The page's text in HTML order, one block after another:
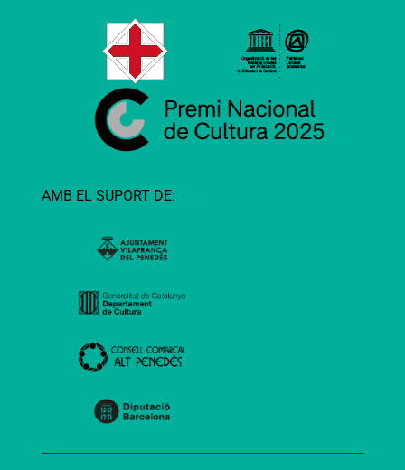
AMB EL SUPORT DE: